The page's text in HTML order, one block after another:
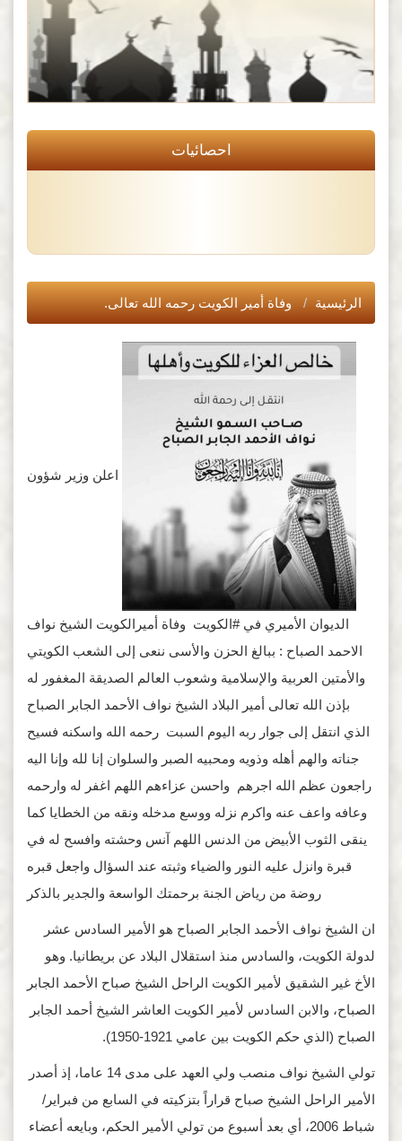
احصائيات
الرئيسية وفاة أمير الكويت رحمه الله تعالى.
اعلن وزير شؤون
الديوان الأميري في #الكويت وفاة أميرالكويت الشيخ نواف
الاحمد الصباح : ببالغ الحزن والأسى ننعى إلى الشعب الكويتي
والأمتين العربية والإسلامية وشعوب العالم الصديقة المغفور له
بإذن الله تعالى أمير البلاد الشيخ نواف الأحمد الجابر الصباح
الذي انتقل إلى جوار ربه اليوم السبت رحمه الله واسكنه فسيح
جناته والهم أهله وذويه ومحبيه الصبر والسلوان إنا لله وإنا اليه
راجعون عظم الله اجرهم واحسن عزاءهم اللهم اغفر له وارحمه
وعافه واعف عنه واكرم نزله ووسع مدخله ونقه من الخطايا كما
ينقى الثوب الأبيض من الدنس اللهم آنس وحشته وافسح له في
قبرة وانزل عليه النور والضياء وثبته عند السؤال واجعل قبره
روضة من رياض الجنة برحمتك الواسعة والجدير بالذكر
ان الشيخ نواف الأحمد الجابر الصباح هو الأمير السادس عشر
لدولة الكويت، والسادس منذ استقلال البلاد عن بريطانيا. وهو
الأخ غير الشقيق لأمير الكويت الراحل الشيخ صباح الأحمد الجابر
الصباح، والابن السادس لأمير الكويت العاشر الشيخ أحمد الجابر
الصباح (الذي حكم الكويت بين عامي 1921-1950).
تولي الشيخ نواف منصب ولي العهد على مدى 14 عاما، إذ أصدر
الأمير الراحل الشيخ صباح قراراً بتزكيته في السابع من فبراير/
شباط 2006، أي بعد أسبوع من تولي الأمير الحكم، وبايعه أعضاء